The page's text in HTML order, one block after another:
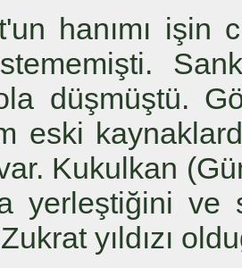
hanımı işin
düşmüştü.
eski
var. Kukulkan
yerleştiğini ve
yıldızı